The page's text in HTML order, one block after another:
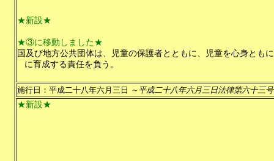
★新設★
★③に移動しました★
国及び地方公共団体は、児童の保護者とともに、児童を心身とも
に育成する責任を負う。
施行日：平成二十八年六月三日 ～平成二十八年六月三日法律第六十三
★新設★